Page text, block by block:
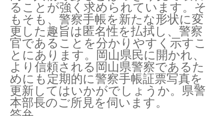
ることが強く求められています。そ
もそも、警察手帳を新たな形状に変
更した趣旨は匿名性を払拭し、警察
官であることを分かりやすく示すこ
とにあります。岡山県民に開かれ、
より信頼される岡山県警察であるた
めにも定期的に警察手帳証票写真を
更新してはいかがでしょうか。県警
本部長のご所見を伺います。